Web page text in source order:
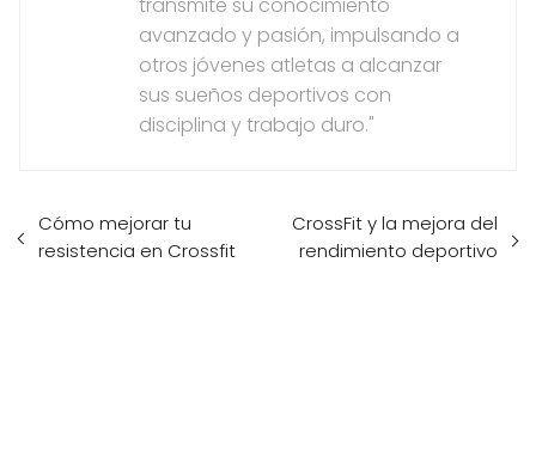
avanzado y pasión, impulsando a
otros jóvenes atletas a alcanzar
sus sueños deportivos con
disciplina y trabajo duro."
Cómo mejorar tu
resistencia en Crossfit
CrossFit y la mejora del
rendimiento deportivo